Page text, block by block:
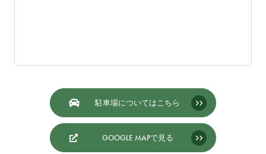
駐車場についてはこちら
GOOGLE MAPで見る